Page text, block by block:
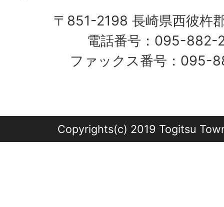
〒851-2198 長崎県西彼杵
電話番号：095-
ファックス番号：095-
Copyrights(c) 2019 Togitsu